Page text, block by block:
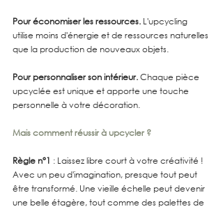
Pour économiser les ressources. L'upcycling
utilise moins d'énergie et de ressources naturelles
que la production de nouveaux objets.
Pour personnaliser son intérieur. Chaque pièce
upcyclée est unique et apporte une touche
personnelle à votre décoration.
Mais comment réussir à upcycler ?
Règle n°1 : Laissez libre court à votre créativité !
Avec un peu d'imagination, presque tout peut
être transformé. Une vieille échelle peut devenir
une belle étagère, tout comme des palettes de